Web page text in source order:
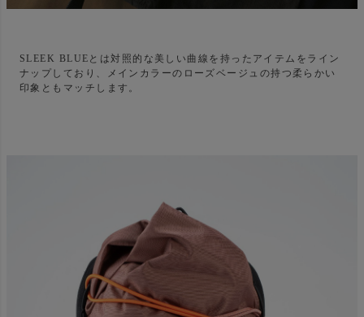
SLEEK BLUEとは対照的な美しい曲線を持ったアイテムをライン
ナップしており、メインカラーのローズベージュの持つ柔らかい
印象ともマッチします。